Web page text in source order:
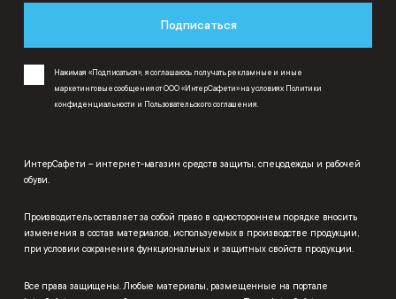
Подписаться
Нажимая «Подписаться», я соглашаюсь получать рекламные и иные
маркетинговые сообщения от ООО «ИнтерСафети» на условиях Политики
конфиденциальности и Пользовательского соглашения.
ИнтерСафети – интернет-магазин средств защиты, спецодежды и рабочей
обуви.
Производитель оставляет за собой право в одностороннем порядке вносить
изменения в состав материалов, используемых в производстве продукции,
при условии сохранения функциональных и защитных свойств продукции.
Все права защищены. Любые материалы, размещенные на портале